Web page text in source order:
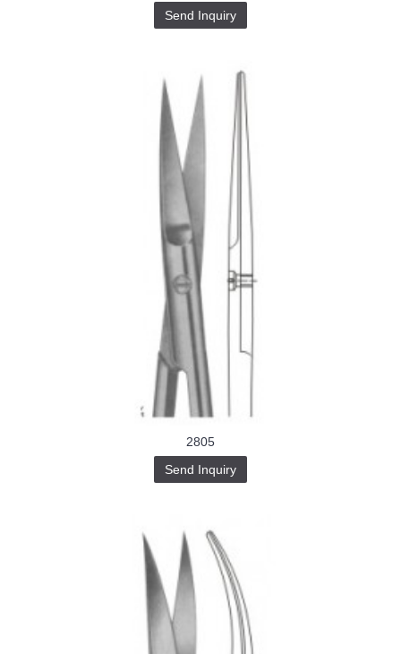
Send Inquiry
2805
Send Inquiry